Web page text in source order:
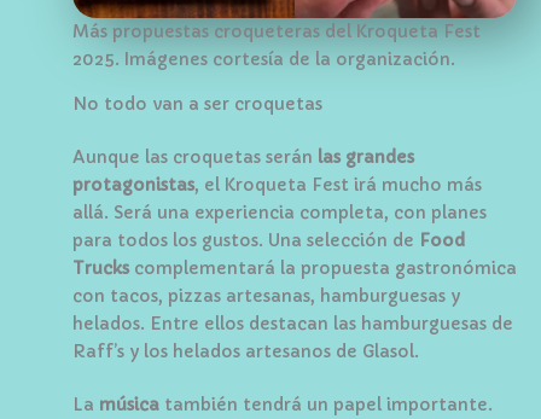
Más propuestas croqueteras del Kroqueta Fest
2025. Imágenes cortesía de la organización.
No todo van a ser croquetas
Aunque las croquetas serán las grandes
protagonistas, el Kroqueta Fest irá mucho más
allá. Será una experiencia completa, con planes
para todos los gustos. Una selección de Food
Trucks complementará la propuesta gastronómica
con tacos, pizzas artesanas, hamburguesas y
helados. Entre ellos destacan las hamburguesas de
Raff’s y los helados artesanos de Glasol.
La música también tendrá un papel importante.